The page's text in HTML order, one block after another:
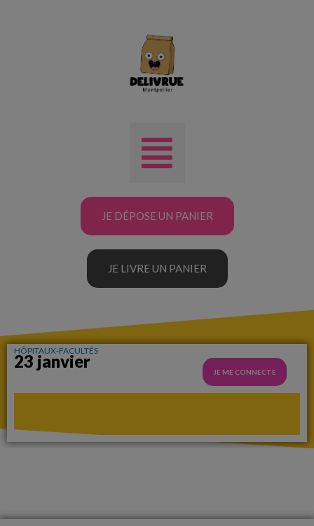
JE DÉPOSE UN PANIER
JE LIVRE UN PANIER
HÔPITAUX-FACULTÉS
23 janvier
JE ME CONNECTE